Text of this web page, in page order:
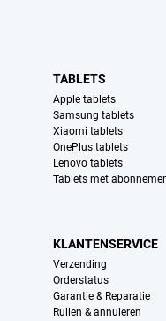
TABLETS
Apple tablets
Samsung tablets
Xiaomi tablets
OnePlus tablets
Lenovo tablets
Tablets met
KLANTENSERVICE
Verzending
Orderstatus
Garantie & Reparatie
Ruilen & annuleren